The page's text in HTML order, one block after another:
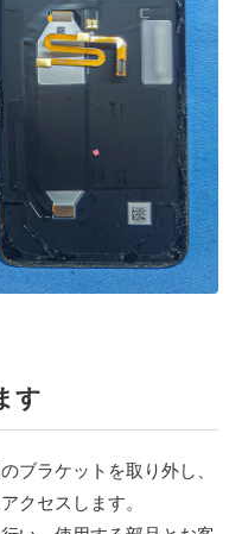
す
ブラケットを取り外し、
クセスします。